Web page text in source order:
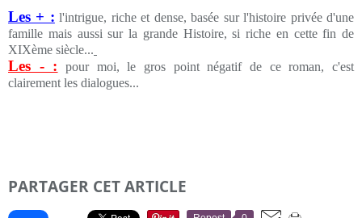
Les + : l'intrigue, riche et dense, basée sur l'histoire privée d'une
famille mais aussi sur la grande Histoire, si riche en cette fin de
XIXème siècle...
Les - : pour moi, le gros point négatif de ce roman, c'est
clairement les dialogues...
PARTAGER CET ARTICLE